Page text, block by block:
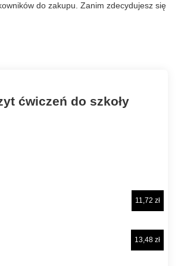
do zakupu. Zanim zdecydujesz się